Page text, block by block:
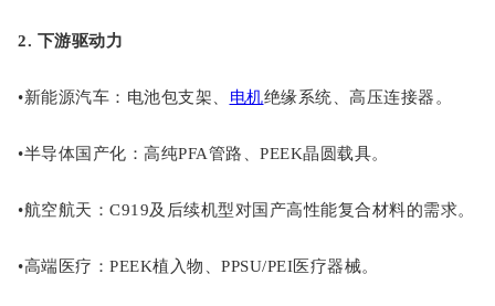
2. 下游驱动力
•新能源汽车 ：电池包支架、 电机绝缘系统、高压连接器。
•半导体国产化 ：高纯PFA管路、PEEK晶圆载具。
•航空航天 ： C919及后续机型对国产高性能复合材料的需求。
•高端医疗 ： PEEK植入物、PPSU/PEI医疗器械。